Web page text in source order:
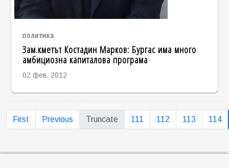
политика
Зам.кметът Костадин Марков: Бургас има много
амбициозна капиталова програма
02 фев. 2012
First Previous Truncate 111 112 113 114